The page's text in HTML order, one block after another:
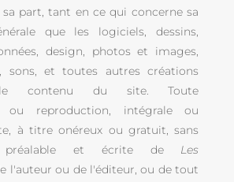
part, tant en ce qui concerne sa
que les logiciels, dessins,
design, photos et images,
sons, et toutes autres créations
le contenu du site. Toute
ou reproduction, intégrale ou
à titre onéreux ou gratuit, sans
préalable et écrite de Les
l'auteur ou de l'éditeur, ou de tout